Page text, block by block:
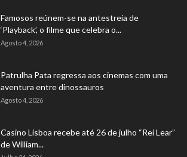
Famosos reúnem-se na antestreia de
‘Playback’, o filme que celebra o...
Agosto 4, 2026
Patrulha Pata regressa aos cinemas com uma
aventura entre dinossauros
Agosto 4, 2026
Casino Lisboa recebe até 26 de julho “Rei Lear”
de William...